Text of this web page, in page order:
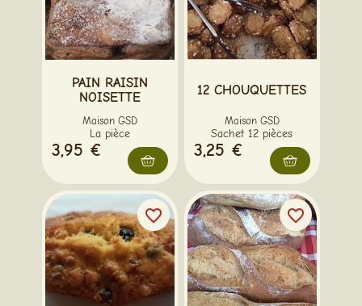
PAIN RAISIN
NOISETTE
Maison GSD
La pièce
3,95 €
12 CHOUQUETTES
Maison GSD
Sachet 12 pièces
3,25 €
favorite_border favorite_border